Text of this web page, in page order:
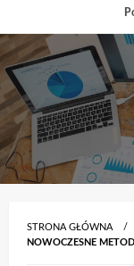
do
treści
STRONA GŁÓWNA
NOWOCZESNE